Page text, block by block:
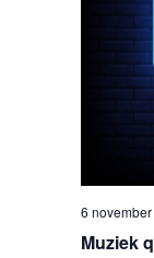
Muziek
6